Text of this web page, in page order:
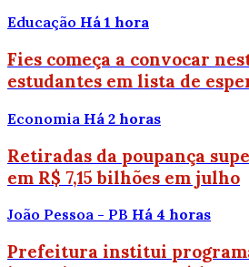
Educação Há 1 hora
Fies começa a convocar
estudantes em lista de
Economia Há 2 horas
Retiradas da poupança
em R$ 7,15 bilhões em julho
João Pessoa - PB Há 4 horas
Prefeitura institui